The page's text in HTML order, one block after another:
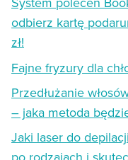
odbierz kartę
zł!
Fajne fryzury dla
Przedłużanie
– jaka metoda
Jaki laser do